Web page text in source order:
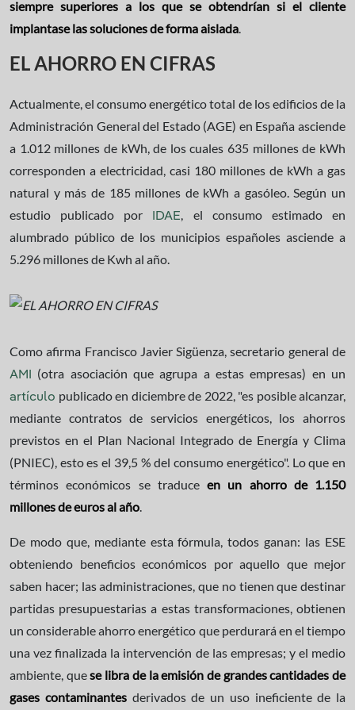
siempre superiores a los que se obtendrían si el cliente
implantase las soluciones de forma aislada.
EL AHORRO EN CIFRAS
Actualmente, el consumo energético total de los edificios de la
Administración General del Estado (AGE) en España asciende
a 1.012 millones de kWh, de los cuales 635 millones de kWh
corresponden a electricidad, casi 180 millones de kWh a gas
natural y más de 185 millones de kWh a gasóleo. Según un
estudio publicado por
IDAE, el consumo estimado en
alumbrado público de los municipios españoles asciende a
5.296 millones de Kwh al año.
Como afirma Francisco Javier Sigüenza, secretario general de
AMI (otra asociación que agrupa a estas empresas) en un
artículo publicado en diciembre de 2022, "es posible alcanzar,
mediante contratos de servicios energéticos, los ahorros
previstos en el Plan Nacional Integrado de Energía y Clima
(PNIEC), esto es el 39,5 % del consumo energético". Lo que en
términos económicos se traduce en un ahorro de 1.150
millones de euros al año.
De modo que, mediante esta fórmula, todos ganan: las ESE
obteniendo beneficios económicos por aquello que mejor
saben hacer; las administraciones, que no tienen que destinar
partidas presupuestarias a estas transformaciones, obtienen
un considerable ahorro energético que perdurará en el tiempo
una vez finalizada la intervención de las empresas; y el medio
ambiente, quese libra de la emisión de grandes cantidades de
gases contaminantesderivados de un uso ineficiente de la